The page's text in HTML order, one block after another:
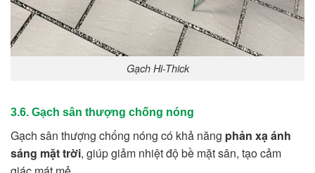
Gạch Hi-Thick
3.6. Gạch sân thượng chống nóng
Gạch sân thượng chống nóng có khả năng phản xạ ánh
sáng mặt trời, giúp giảm nhiệt độ bề mặt sân, tạo cảm